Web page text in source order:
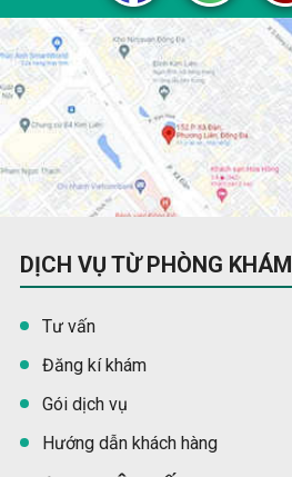
DỊCH VỤ TỪ PHÒNG KHÁM
Tư vấn
Đăng kí khám
Gói dịch vụ
Hướng dẫn khách hàng